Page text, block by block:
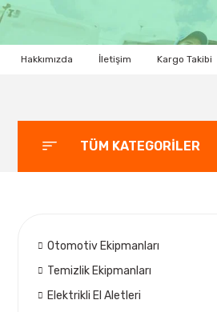
Hakkımızda İletişim Kargo Takibi
TÜM KATEGORİLER
Otomotiv Ekipmanları
Temizlik Ekipmanları
Elektrikli El Aletleri